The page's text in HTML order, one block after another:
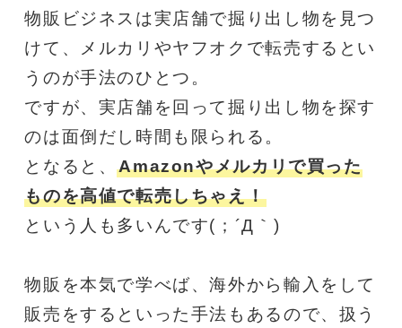
物販ビジネスは実店舗で掘り出し物を見つ
けて、メルカリやヤフオクで転売するとい
うのが手法のひとつ。
ですが、実店舗を回って掘り出し物を探す
のは面倒だし時間も限られる。
となると、Amazonやメルカリで買った
ものを高値で転売しちゃえ！
という人も多いんです(；´Д｀)
物販を本気で学べば、海外から輸入をして
販売をするといった手法もあるので、扱う